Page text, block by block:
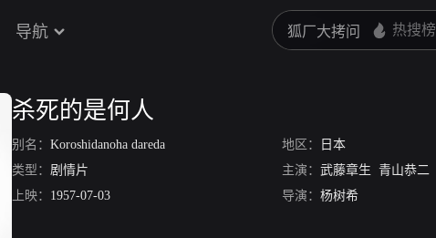
导航
杀死的是何人
别名： Koroshidanoha dareda 地区：
日本
类型： 剧情片 主演： 武藤章生 青山恭二
上映： 1957-07-03 导演： 杨树希